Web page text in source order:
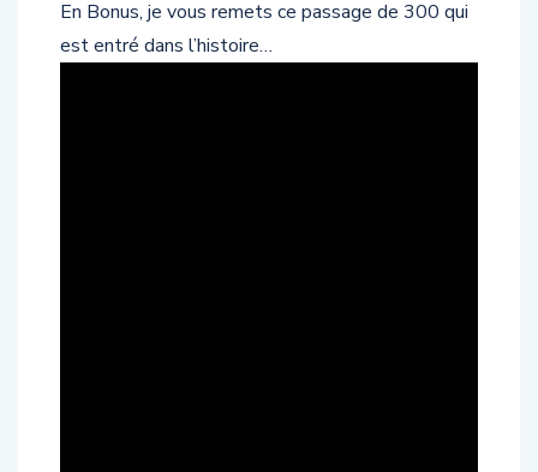
En Bonus, je vous remets ce passage de 300 qui
est entré dans l’histoire…